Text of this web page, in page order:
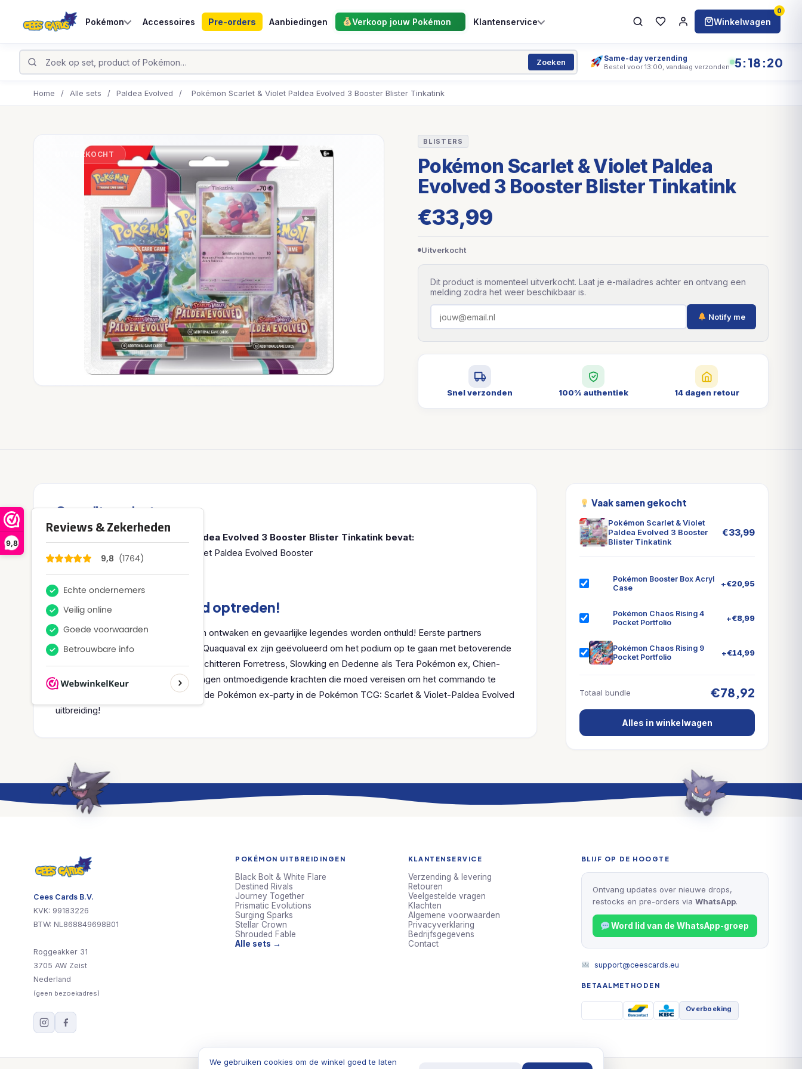
9,8
Pokémon Accessoires Pre-orders Aanbiedingen Verkoop jouw Pokémon Klantenservice Winkelwagen
0
Zoeken Same-day verzending
Bestel voor 13:00, vandaag verzonden 5:18:20
Home / Alle sets / Paldea Evolved / Pokémon Scarlet & Violet Paldea Evolved 3 Booster Blister Tinkatink
UITVERKOCHT
BLISTERS
Pokémon Scarlet & Violet Paldea
Evolved 3 Booster Blister Tinkatink
€33,99
Uitverkocht
Dit product is momenteel uitverkocht. Laat je e-mailadres achter en ontvang een
melding zodra het weer beschikbaar is.
Notify me
Snel verzonden 100% authentiek 14 dagen retour
Over dit product
De Pokémon Scarlet & Violet Paldea Evolved 3 Booster Blister Tinkatink bevat:
3x Pokémon TCG: Scarlet & Violet Paldea Evolved Booster
1x Tinkatink promo kaart
Beveel een opzwepend optreden!
De energie stijgt als nieuwe krachten ontwaken en gevaarlijke legendes worden onthuld! Eerste partners
Meowscarada ex, Skeledirge ex en Quaquaval ex zijn geëvolueerd om het podium op te gaan met betoverende
magie, zang en dans. Ondertussen schitteren Forretress, Slowking en Dedenne als Tera Pokémon ex, Chien-
Pao ex, Ting-Lu ex, en anderen brengen ontmoedigende krachten die moed vereisen om het commando te
voeren. Zelfs Pikachu voegt zich bij de Pokémon ex-party in de Pokémon TCG: Scarlet & Violet-Paldea Evolved
uitbreiding!
Vaak samen gekocht
Pokémon Scarlet & Violet
Paldea Evolved 3 Booster
Blister Tinkatink
€33,99
Pokémon Booster Box Acryl
Case
+€20,95
Pokémon Chaos Rising 4
Pocket Portfolio
+€8,99
Pokémon Chaos Rising 9
Pocket Portfolio
+€14,99
Totaal bundle €78,92
Alles in winkelwagen
Cees Cards B.V.
KVK: 99183226
BTW: NL868849698B01
Roggeakker 31
3705 AW Zeist
Nederland
(geen bezoekadres)
POKÉMON UITBREIDINGEN
Black Bolt & White Flare
Destined Rivals
Journey Together
Prismatic Evolutions
Surging Sparks
Stellar Crown
Shrouded Fable
Alle sets →
KLANTENSERVICE
Verzending & levering
Retouren
Veelgestelde vragen
Klachten
Algemene voorwaarden
Privacyverklaring
Bedrijfsgegevens
Contact
BLIJF OP DE HOOGTE
Ontvang updates over nieuwe drops,
restocks en pre-orders via WhatsApp.
Word lid van de WhatsApp-groep
support@ceescards.eu
BETAALMETHODEN
Overboeking
We gebruiken cookies om de winkel goed te laten